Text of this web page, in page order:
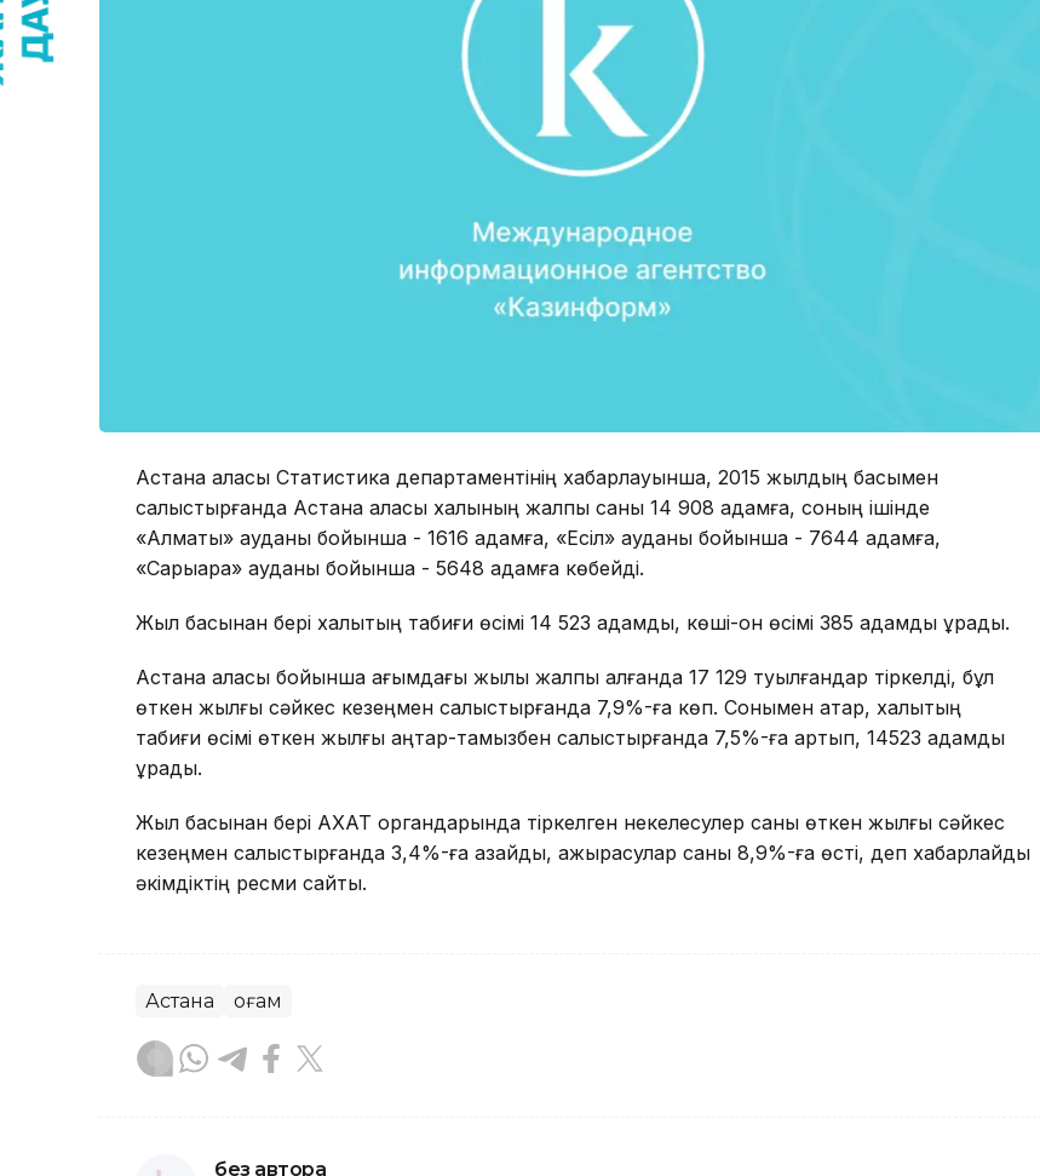
Астана қаласы Статистика департаментінің хабарлауынша, 2015 жылдың басымен
салыстырғанда Астана қаласы халқының жалпы саны 14 908 адамға, соның ішінде
«Алматы» ауданы бойынша - 1616 адамға, «Есіл» ауданы бойынша - 7644 адамға,
«Сарыарқа» ауданы бойынша - 5648 адамға көбейді.
Жыл басынан бері халықтың табиғи өсімі 14 523 адамды, көші-қон өсімі 385 адамды құрады.
Астана қаласы бойынша ағымдағы жылы жалпы алғанда 17 129 туылғандар тіркелді, бұл
өткен жылғы сәйкес кезеңмен салыстырғанда 7,9%-ға көп. Сонымен қатар, халықтың
табиғи өсімі өткен жылғы қаңтар-тамызбен салыстырғанда 7,5%-ға артып, 14523 адамды
құрады.
Жыл басынан бері АХАТ органдарында тіркелген некелесулер саны өткен жылғы сәйкес
кезеңмен салыстырғанда 3,4%-ға азайды, ажырасулар саны 8,9%-ға өсті, деп хабарлайды
әкімдіктің ресми сайты.
Астана Қоғам
без автора